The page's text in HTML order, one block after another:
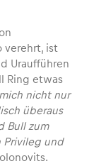
verehrt, ist
Uraufführen
Ring etwas
nicht nur
überaus
Bull zum
Privileg und